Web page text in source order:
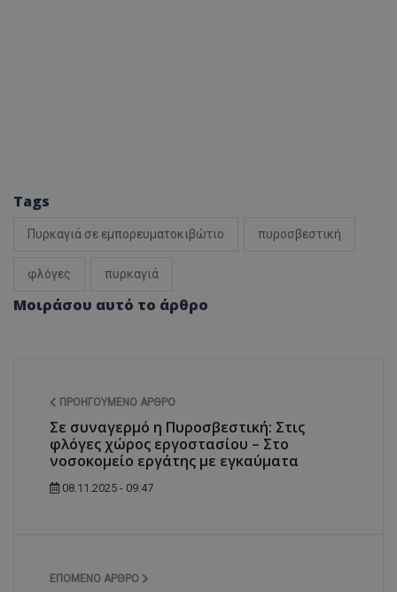
Tags
Πυρκαγιά σε εμπορευματοκιβώτιο πυροσβεστική
φλόγες πυρκαγιά
Μοιράσου αυτό το άρθρο
ΠΡΟΗΓΟΎΜΕΝΟ ΆΡΘΡΟ
Σε συναγερμό η Πυροσβεστική: Στις
φλόγες χώρος εργοστασίου – Στο
νοσοκομείο εργάτης με εγκαύματα
08.11.2025 - 09:47
ΕΠΌΜΕΝΟ ΆΡΘΡΟ